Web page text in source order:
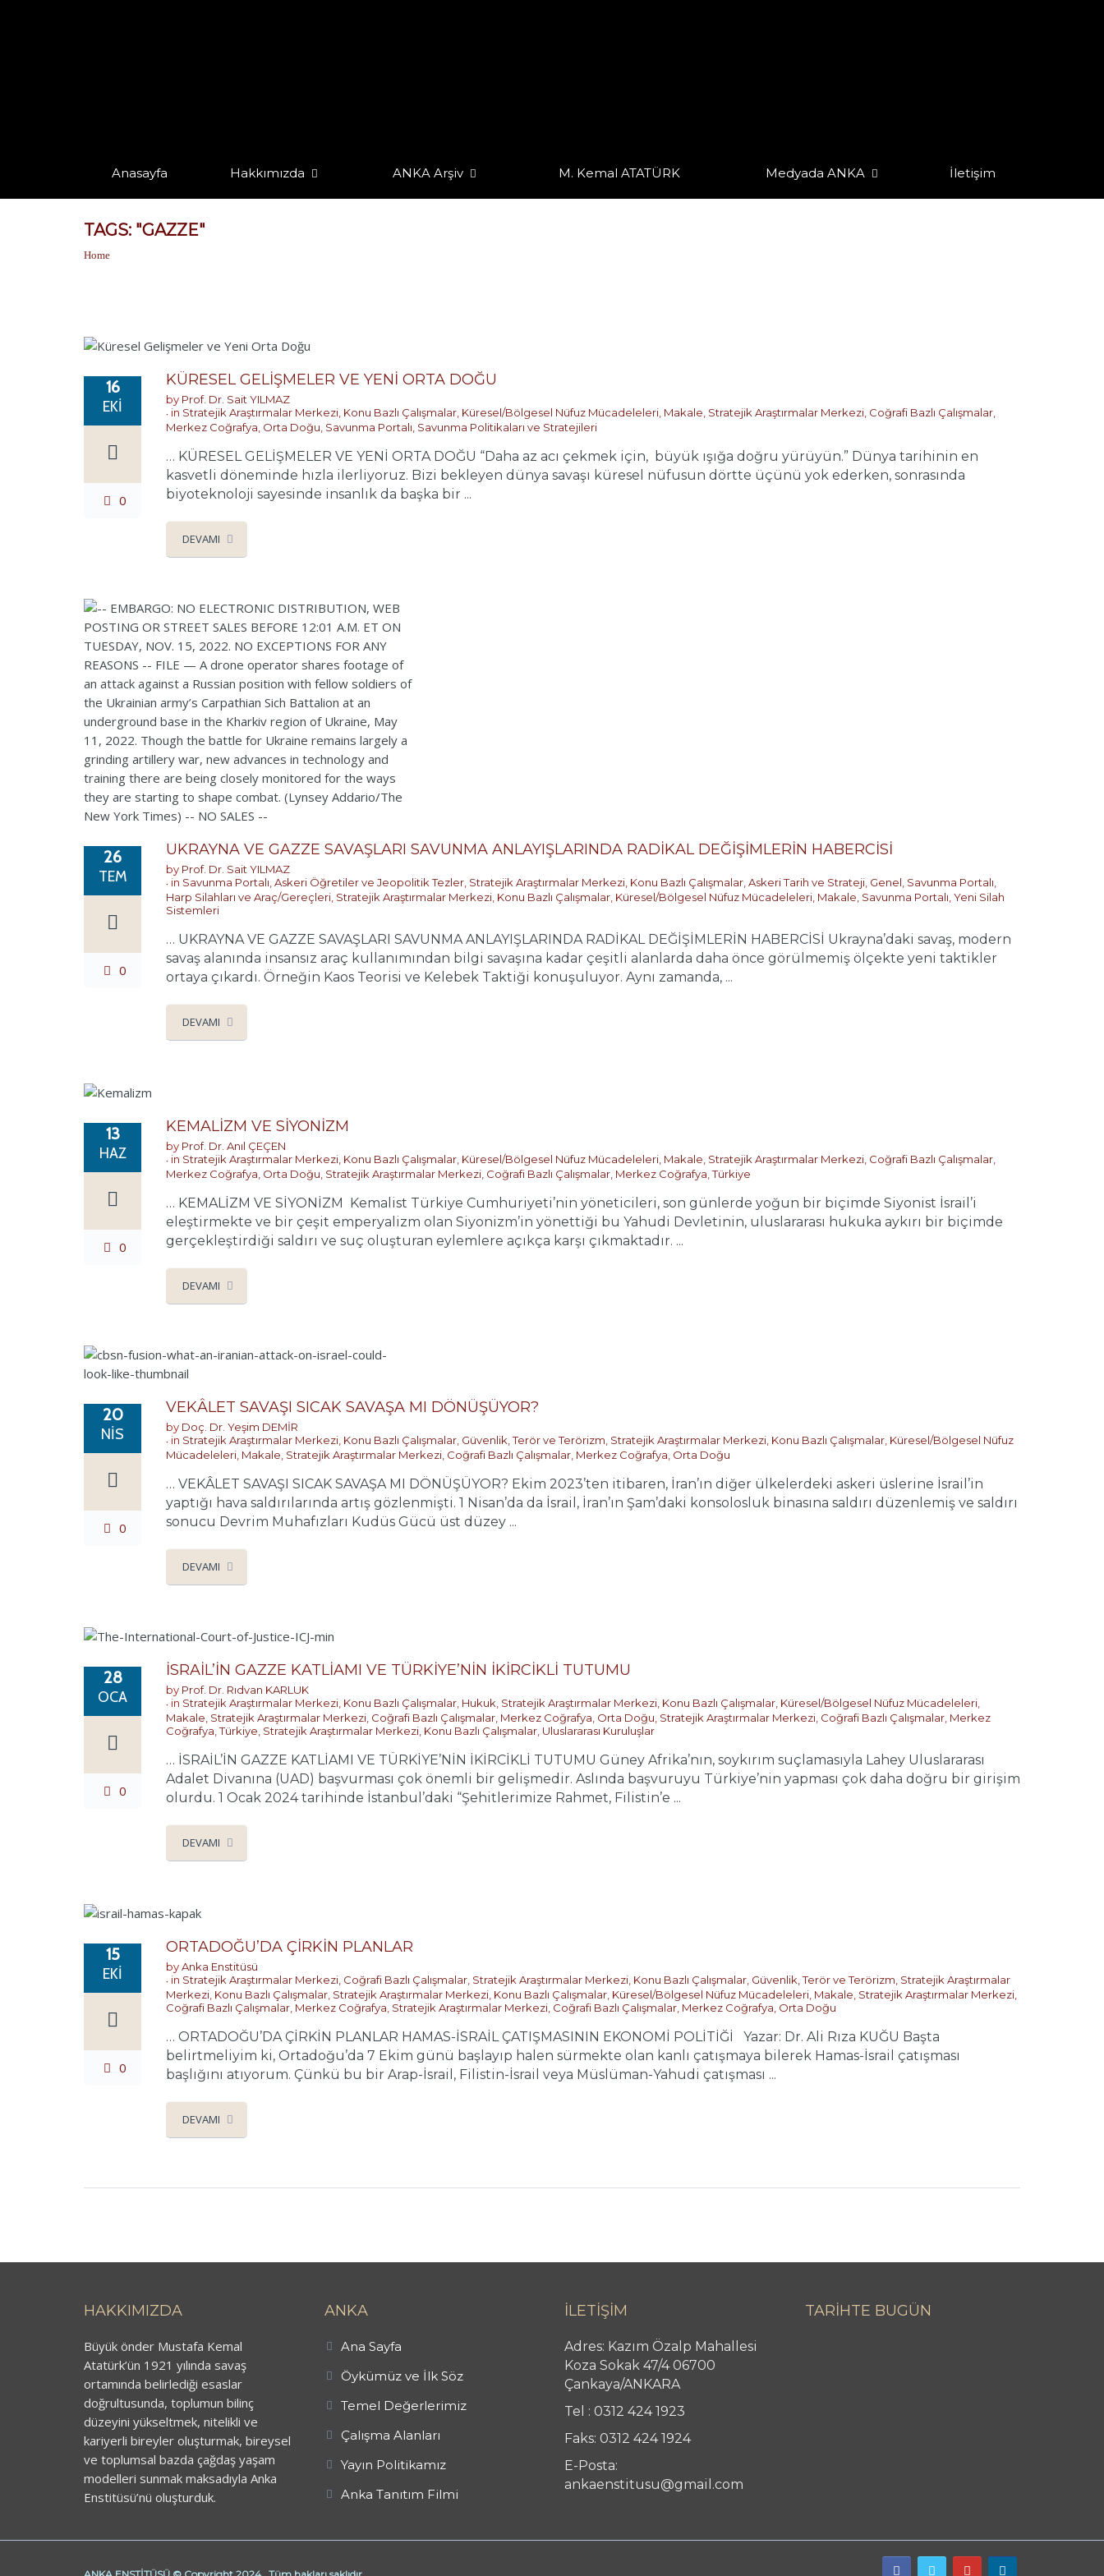
Anasayfa Hakkımızda ANKA Arşiv M. Kemal ATATÜRK Medyada ANKA İletişim
TAGS: "GAZZE"
Home
16
EKI
0
KÜRESEL GELİŞMELER VE YENİ ORTA DOĞU
by Prof. Dr. Sait YILMAZ
in Stratejik Araştırmalar Merkezi, Konu Bazlı Çalışmalar, Küresel/Bölgesel Nüfuz Mücadeleleri, Makale, Stratejik Araştırmalar Merkezi, Coğrafi Bazlı Çalışmalar,
Merkez Coğrafya, Orta Doğu, Savunma Portalı, Savunma Politikaları ve Stratejileri
… KÜRESEL GELİŞMELER VE YENİ ORTA DOĞU “Daha az acı çekmek için, büyük ışığa doğru yürüyün.” Dünya tarihinin en
kasvetli döneminde hızla ilerliyoruz. Bizi bekleyen dünya savaşı küresel nüfusun dörtte üçünü yok ederken, sonrasında
biyoteknoloji sayesinde insanlık da başka bir ...
DEVAMI
26
TEM
0
UKRAYNA VE GAZZE SAVAŞLARI SAVUNMA ANLAYIŞLARINDA RADİKAL DEĞİŞİMLERİN HABERCİSİ
by Prof. Dr. Sait YILMAZ
in Savunma Portalı,Askeri Öğretiler ve Jeopolitik Tezler, Stratejik Araştırmalar Merkezi, Konu Bazlı Çalışmalar,Askeri Tarih ve Strateji, Genel, Savunma Portalı,
Harp Silahları ve Araç/Gereçleri, Stratejik Araştırmalar Merkezi, Konu Bazlı Çalışmalar, Küresel/Bölgesel Nüfuz Mücadeleleri, Makale, Savunma Portalı,Yeni Silah
Sistemleri
… UKRAYNA VE GAZZE SAVAŞLARI SAVUNMA ANLAYIŞLARINDA RADİKAL DEĞİŞİMLERİN HABERCİSİ Ukrayna’daki savaş, modern
savaş alanında insansız araç kullanımından bilgi savaşına kadar çeşitli alanlarda daha önce görülmemiş ölçekte yeni taktikler
ortaya çıkardı. Örneğin Kaos Teorisi ve Kelebek Taktiği konuşuluyor. Aynı zamanda, ...
DEVAMI
13
HAZ
0
KEMALİZM VE SİYONİZM
by Prof. Dr. Anıl ÇEÇEN
in Stratejik Araştırmalar Merkezi Konu Bazlı Çalışmalar Küresel/Bölgesel Nüfuz Mücadeleleri Makale Stratejik Araştırmalar Merkezi Coğrafi Bazlı Çalışmalar
Merkez Coğrafya Orta Doğu Stratejik Araştırmalar Merkezi Coğrafi Bazlı Çalışmalar Merkez Coğrafya ,Türkiye
… KEMALİZM VE SİYONİZM Kemalist Türkiye Cumhuriyeti’nin yöneticileri, son günlerde yoğun bir biçimde Siyonist İsrail’i
eleştirmekte ve bir çeşit emperyalizm olan Siyonizm’in yönettiği bu Yahudi Devletinin, uluslararası hukuka aykırı bir biçimde
gerçekleştirdiği saldırı ve suç oluşturan eylemlere açıkça karşı çıkmaktadır. ...
DEVAMI
20
NIS
0
VEKÂLET SAVAŞI SICAK SAVAŞA MI DÖNÜŞÜYOR?
by Doç. Dr. Yeşim DEMİR
in Stratejik Araştırmalar Merkezi Konu Bazlı Çalışmalar Güvenlik, Terör ve Terörizm Stratejik Araştırmalar Merkezi Konu Bazlı Çalışmalar Küresel/Bölgesel Nüfuz
Mücadeleleri Makale Stratejik Araştırmalar Merkezi Coğrafi Bazlı Çalışmalar Merkez Coğrafya Orta Doğu
… VEKÂLET SAVAŞI SICAK SAVAŞA MI DÖNÜŞÜYOR? Ekim 2023’ten itibaren, İran’ın diğer ülkelerdeki askeri üslerine İsrail’in
yaptığı hava saldırılarında artış gözlenmişti. 1 Nisan’da da İsrail, İran’ın Şam’daki konsolosluk binasına saldırı düzenlemiş ve saldırı
sonucu Devrim Muhafızları Kudüs Gücü üst düzey ...
DEVAMI
28
OCA
0
İSRAİL’İN GAZZE KATLİAMI VE TÜRKİYE’NİN İKİRCİKLİ TUTUMU
by Prof. Dr. Rıdvan KARLUK
in Stratejik Araştırmalar Merkezi, Konu Bazlı Çalışmalar, Hukuk, Stratejik Araştırmalar Merkezi, Konu Bazlı Çalışmalar, Küresel/Bölgesel Nüfuz Mücadeleleri,
Makale, Stratejik Araştırmalar Merkezi, Coğrafi Bazlı Çalışmalar, Merkez Coğrafya, Orta Doğu, Stratejik Araştırmalar Merkezi, Coğrafi Bazlı Çalışmalar, Merkez
Coğrafya,Türkiye, Stratejik Araştırmalar Merkezi, Konu Bazlı Çalışmalar, Uluslararası Kuruluşlar
… İSRAİL’İN GAZZE KATLİAMI VE TÜRKİYE’NİN İKİRCİKLİ TUTUMU Güney Afrika’nın, soykırım suçlamasıyla Lahey Uluslararası
Adalet Divanına (UAD) başvurması çok önemli bir gelişmedir. Aslında başvuruyu Türkiye’nin yapması çok daha doğru bir girişim
olurdu. 1 Ocak 2024 tarihinde İstanbul’daki “Şehitlerimize Rahmet, Filistin’e ...
DEVAMI
15
EKI
0
ORTADOĞU’DA ÇİRKİN PLANLAR
byAnka Enstitüsü
in Stratejik Araştırmalar Merkezi Coğrafi Bazlı Çalışmalar Stratejik Araştırmalar Merkezi Konu Bazlı Çalışmalar Güvenlik, Terör ve Terörizm Stratejik Araştırmalar
Merkezi Konu Bazlı Çalışmalar Stratejik Araştırmalar Merkezi Konu Bazlı Çalışmalar Küresel/Bölgesel Nüfuz Mücadeleleri Makale Stratejik Araştırmalar Merkezi
Coğrafi Bazlı Çalışmalar Merkez Coğrafya Stratejik Araştırmalar Merkezi Coğrafi Bazlı Çalışmalar Merkez Coğrafya Orta Doğu
… ORTADOĞU’DA ÇİRKİN PLANLAR HAMAS-İSRAİL ÇATIŞMASININ EKONOMİ POLİTİĞİ Yazar: Dr. Ali Rıza KUĞU Başta
belirtmeliyim ki, Ortadoğu’da 7 Ekim günü başlayıp halen sürmekte olan kanlı çatışmaya bilerek Hamas-İsrail çatışması
başlığını atıyorum. Çünkü bu bir Arap-İsrail, Filistin-İsrail veya Müslüman-Yahudi çatışması ...
DEVAMI
HAKKIMIZDA
Büyük önder Mustafa Kemal
Atatürk’ün 1921 yılında savaş
ortamında belirlediği esaslar
doğrultusunda, toplumun bilinç
düzeyini yükseltmek, nitelikli ve
kariyerli bireyler oluşturmak, bireysel
ve toplumsal bazda çağdaş yaşam
modelleri sunmak maksadıyla Anka
Enstitüsü’nü oluşturduk.
ANKA
Ana Sayfa
Öykümüz ve İlk Söz
Temel Değerlerimiz
Çalışma Alanları
Yayın Politikamız
Anka Tanıtım Filmi
İLETİŞİM
Adres: Kazım Özalp Mahallesi
Koza Sokak 47/4 06700
Çankaya/ANKARA
Tel : 0312 424 1923
Faks: 0312 424 1924
E-Posta:
ankaenstitusu@gmail.com
TARİHTE BUGÜN